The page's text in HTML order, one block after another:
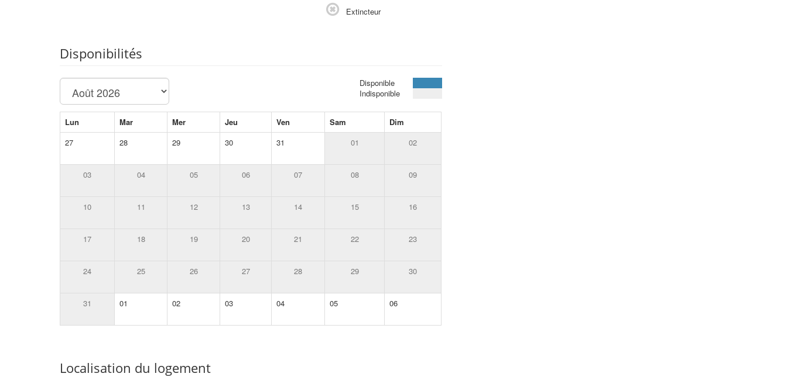
Extincteur
Disponibilités
Disponible
Indisponible
Lun Mar Mer Jeu Ven Sam
Dim
27
28 29 30 31 01 02
03 04 05 06 07 08 09
10 11 12 13 14 15 16
17 18 19 20 21 22 23
24 25 26 27 28 29 30
31 01 02 03 04 05 06
Localisation du logement